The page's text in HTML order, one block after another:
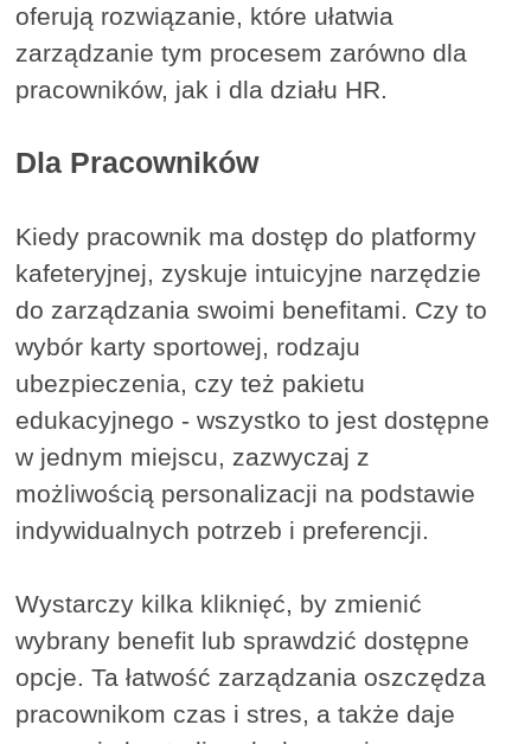
oferują rozwiązanie, które ułatwia
zarządzanie tym procesem zarówno dla
pracowników, jak i dla działu HR.
Dla Pracowników
Kiedy pracownik ma dostęp do platformy
kafeteryjnej, zyskuje intuicyjne narzędzie
do zarządzania swoimi benefitami. Czy to
wybór karty sportowej, rodzaju
ubezpieczenia, czy też pakietu
edukacyjnego - wszystko to jest dostępne
w jednym miejscu, zazwyczaj z
możliwością personalizacji na podstawie
indywidualnych potrzeb i preferencji.
Wystarczy kilka kliknięć, by zmienić
wybrany benefit lub sprawdzić dostępne
opcje. Ta łatwość zarządzania oszczędza
pracownikom czas i stres, a także daje